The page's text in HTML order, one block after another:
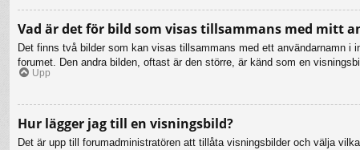
Vad är det för bild som visas tillsammans med mitt
Det finns två bilder som kan visas tillsammans med ett användarnamn
forumet. Den andra bilden, oftast är den större, är känd som en
Upp
Hur lägger jag till en visningsbild?
Det är upp till forumadministratören att tillåta visningsbilder och välja